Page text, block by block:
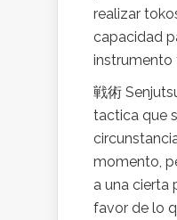
realizar
capacidad
instrumento
戦術
tactica que
momento,
a una cierta
favor de lo